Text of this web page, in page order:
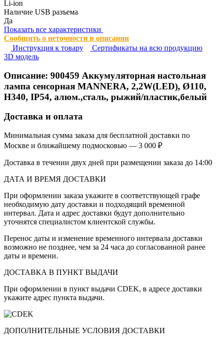
Li-ion
Наличие USB разъема
Да
Показать все характеристики
Сообщить о неточности в описании
Инструкция к товару
Сертификаты на всю продукцию
3D модель
Описание: 900459 Аккумуляторная настольная
лампа сенсорная MANNERA, 2,2W(LED), Ø110,
H340, IP54, алюм.,сталь, рыжий/пластик,белый
Доставка и оплата
Минимальная сумма заказа для бесплатной доставки по
Москве и ближайшему подмосковью — 3 000 ₽
Доставка в течении двух дней при размещении заказа до 14:00
ДАТА И ВРЕМЯ ДОСТАВКИ
При оформлении заказа укажите в соответствующей графе
необходимую дату доставки и подходящий временной
интервал. Дата и адрес доставки будут дополнительно
уточнятся специалистом клиентской службы.
Перенос даты и изменение временного интервала доставки
возможно не позднее, чем за 24 часа до согласованной ранее
даты и времени.
ДОСТАВКА В ПУНКТ ВЫДАЧИ
При оформлении в пункт выдачи CDEK, в адресе доставки
укажите адрес пункта выдачи.
ДОПОЛНИТЕЛЬНЫЕ УСЛОВИЯ ДОСТАВКИ